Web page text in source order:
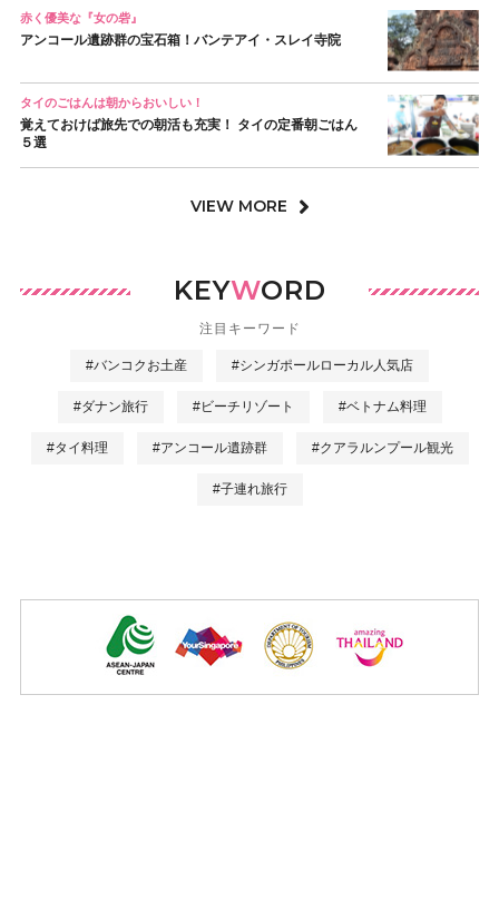
赤く優美な『女の砦』
アンコール遺跡群の宝石箱！バンテアイ・スレイ寺院
タイのごはんは朝からおいしい！
覚えておけば旅先での朝活も充実！ タイの定番朝ごはん
５選
VIEW MORE
KEYWORD
注目キーワード
#バンコクお土産 #シンガポールローカル人気店
#ダナン旅行 #ビーチリゾート #ベトナム料理
#タイ料理 #アンコール遺跡群 #クアラルンプール観光
#子連れ旅行